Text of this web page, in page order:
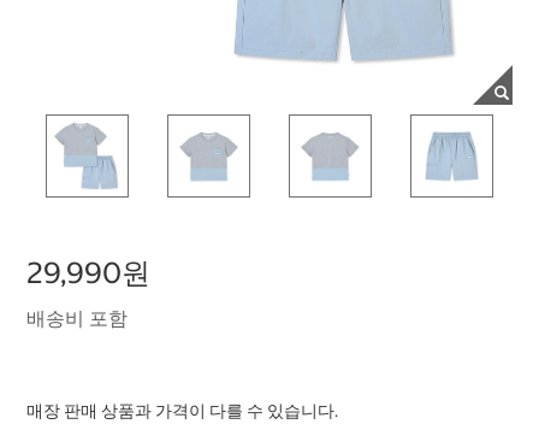
29,990원
배송비 포함
매장 판매 상품과 가격이 다를 수 있습니다.